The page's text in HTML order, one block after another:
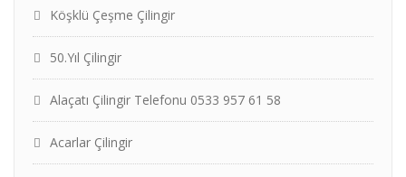
Köşklü Çeşme Çilingir
50.Yıl Çilingir
Alaçatı Çilingir Telefonu 0533 957 61 58
Acarlar Çilingir